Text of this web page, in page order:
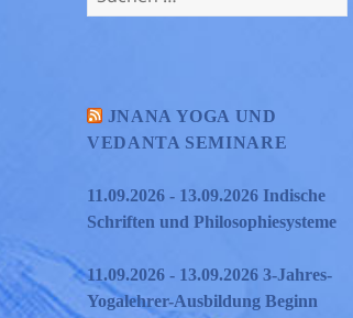
nach:
JNANA YOGA UND
VEDANTA SEMINARE
11.09.2026 - 13.09.2026 Indische
Schriften und Philosophiesysteme
11.09.2026 - 13.09.2026 3-Jahres-
Yogalehrer-Ausbildung Beginn